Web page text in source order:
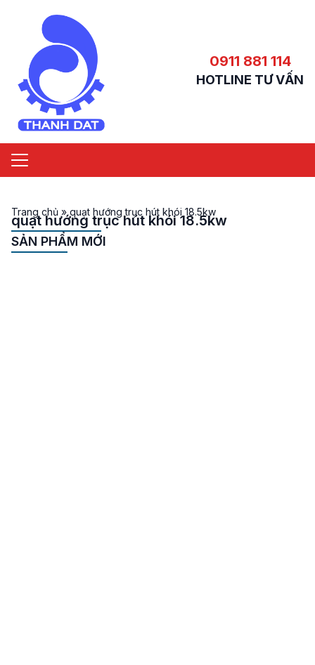
0911 881 114
HOTLINE TƯ VẤN
Trang chủ »quạt hướng trục hút khói 18.5kw
quạt hướng trục hút khói 18.5kw
SẢN PHẨM MỚI